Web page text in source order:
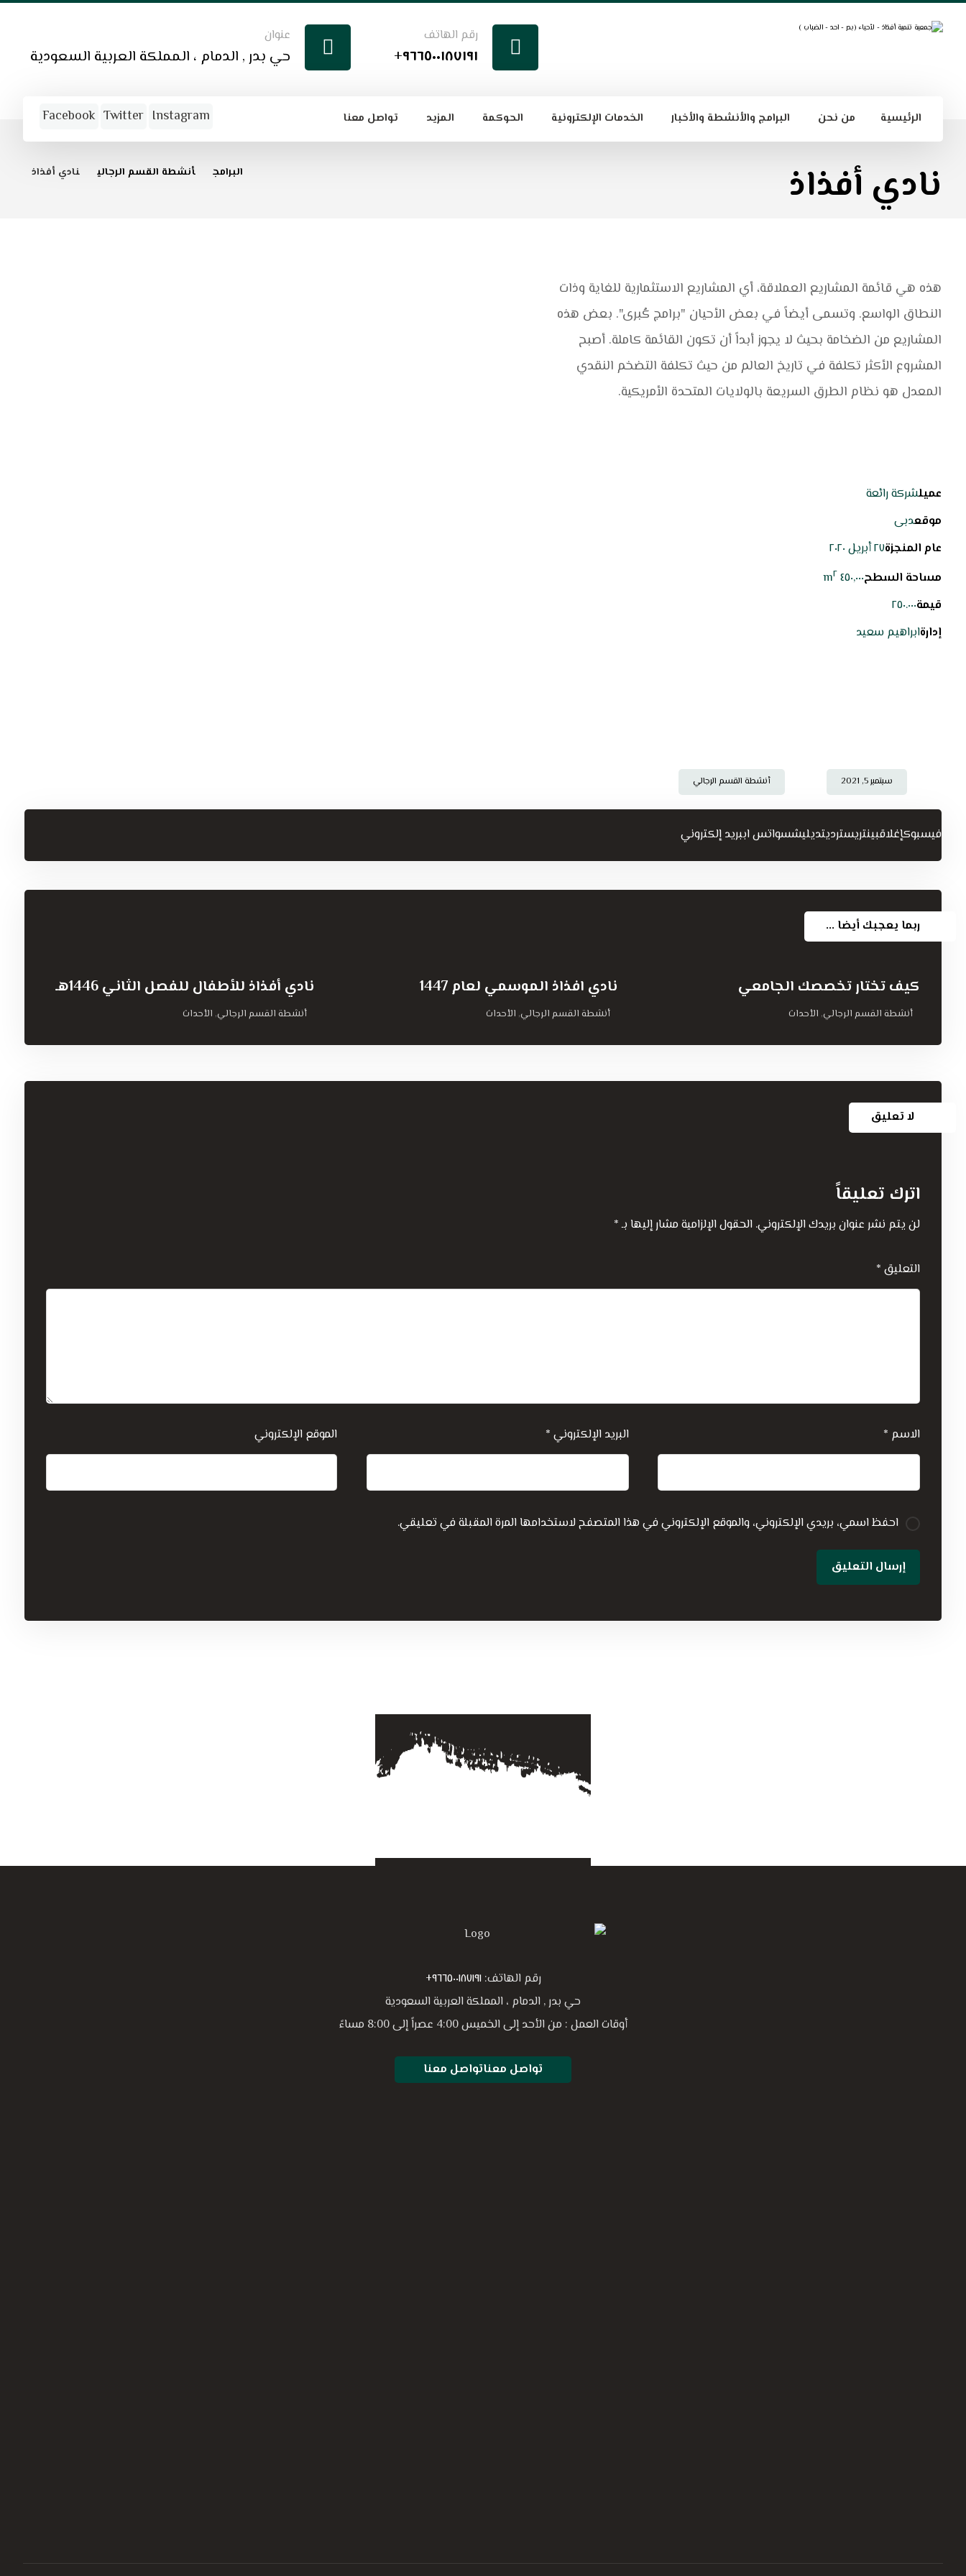
عنوان
حي بدر , الدمام ، المملكة العربية السعودية
رقم الهاتف
٩٦٦٥٠٠١٨٧١٩١+
الرئيسية من نحن البرامج والأنشطة والأخبار الخدمات الإلكترونية الحوكمة المزيد تواصل معنا Facebook Twitter Instagram
نادي أفذاذ البرامج أنشطة القسم الرجالي نادي أفذاذ
هذه هي قائمة المشاريع العملاقة، أي المشاريع الاستثمارية للغاية وذات
النطاق الواسع. وتسمى أيضاً في بعض الأحيان "برامج كُبرى". بعض هذه
المشاريع من الضخامة بحيث لا يجوز أبداً أن تكون القائمة كاملة. أصبح
المشروع الأكثر تكلفة في تاريخ العالم من حيث تكلفة التضخم النقدي
المعدل هو نظام الطرق السريعة بالولايات المتحدة الأمريكية.
عميلشركة رائعة
موقعدبی
عام المنجزة٢٧ أبريل ٢٠٢٠
مساحة السطح٤٥٠,٠٠٠ m ٢
قيمة٢٥٠.٠٠٠
إدارةابراهيم سعيد
سبتمبر 5, 2021 أنشطة القسم الرجالي
فيسبوكإغلاقبينتريسترديتديليشسواتس اببريد إلكتروني
ربما يعجبك أيضا ...
كيف تختار تخصصك الجامعي
أنشطة القسم الرجالي, الأحداث
نادي افذاذ الموسمي لعام 1447
أنشطة القسم الرجالي, الأحداث
نادي أفذاذ للأطفال للفصل الثاني 1446هـ
أنشطة القسم الرجالي, الأحداث
لا تعليق
اترك تعليقاً
لن يتم نشر عنوان بريدك الإلكتروني. الحقول الإلزامية مشار إليها بـ*
التعليق *
الاسم * البريد الإلكتروني * الموقع الإلكتروني
احفظ اسمي، بريدي الإلكتروني، والموقع الإلكتروني في هذا المتصفح لاستخدامها المرة المقبلة في تعليقي.
رقم الهاتف:٩٦٦٥٠٠١٨٧١٩١+
حي بدر , الدمام ، المملكة العربية السعودية
أوقات العمل : من الأحد إلى الخميس 4:00 عصراً إلى 8:00 مساءً
تواصل معناتواصل معنا